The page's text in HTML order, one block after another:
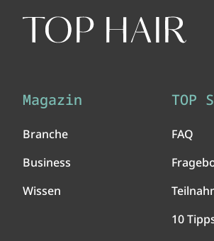
Magazin
Branche
Business
Wissen
TOP
FAQ
10